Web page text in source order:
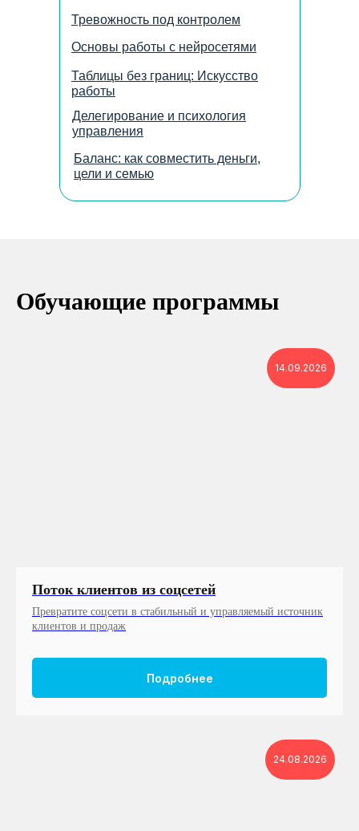
Делегирование и психология
управления
Таблицы без границ: Искусство
работы
Основы работы с нейросетями
Тревожность под контролем
Баланс: как совместить деньги,
цели и семью
Обучающие программы
14.09.2026
Поток клиентов из соцсетей
Превратите соцсети в стабильный и управляемый источник
клиентов и продаж
Подробнее
24.08.2026